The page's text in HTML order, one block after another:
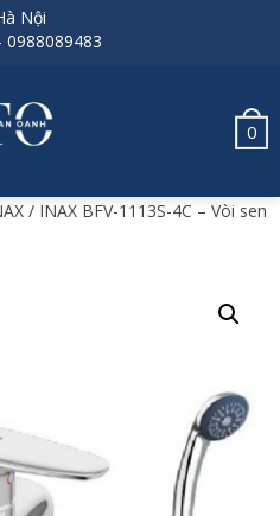
Nội
0988089483
0
/ INAX BFV-1113S-4C – Vòi sen